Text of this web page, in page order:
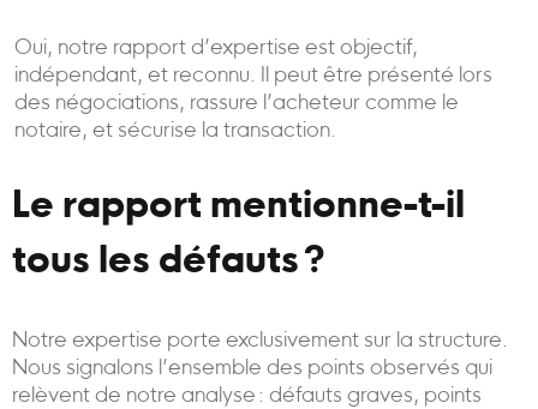
Oui, notre rapport d’expertise est objectif,
indépendant, et reconnu. Il peut être présenté lors
des négociations, rassure l’acheteur comme le
notaire, et sécurise la transaction.
Le rapport mentionne-t-il
tous les défauts ?
Notre expertise porte exclusivement sur la structure.
Nous signalons l’ensemble des points observés qui
relèvent de notre analyse : défauts graves, points